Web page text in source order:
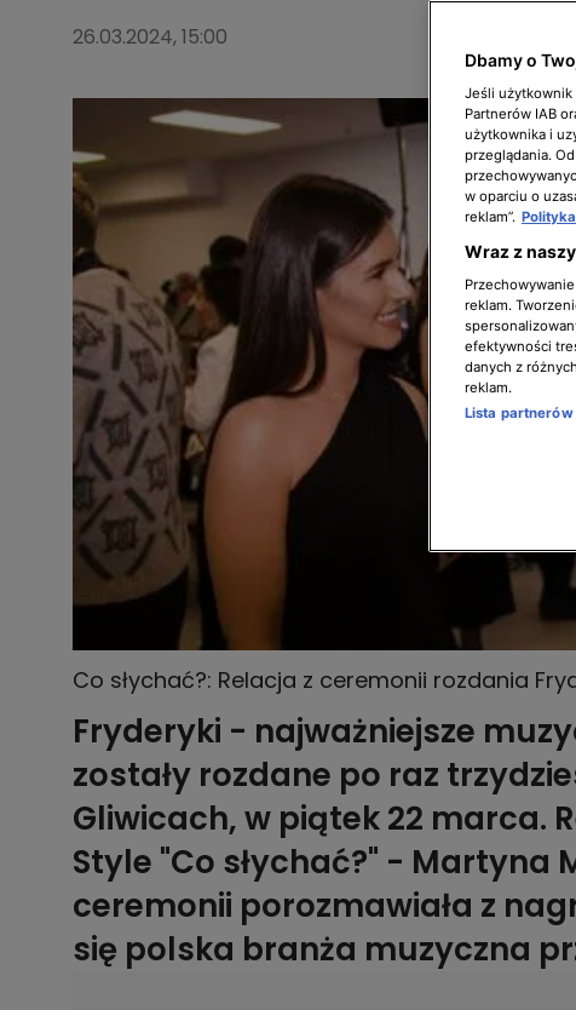
26.03.2024, 15:00
Co słychać?: Relacja z ceremonii rozdania
Fryderyki - najważniejsze
zostały rozdane po raz
Gliwicach, w piątek 22 marca.
Style "Co słychać?" - Martyna
ceremonii porozmawiała z
się polska branża muzyczna
Dbamy o
Jeśli użytkownik
Partnerów IAB
użytkownika i
przeglądania.
w oparciu o
reklam”.
Wraz z
reklam.
efektywności
danych z
reklam.
Lista